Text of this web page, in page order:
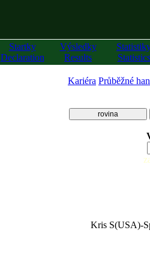
Startky
Declaration
Výsledky
Results
Statistics
Kariéra Průběžné
rovina
Kris S(USA)-